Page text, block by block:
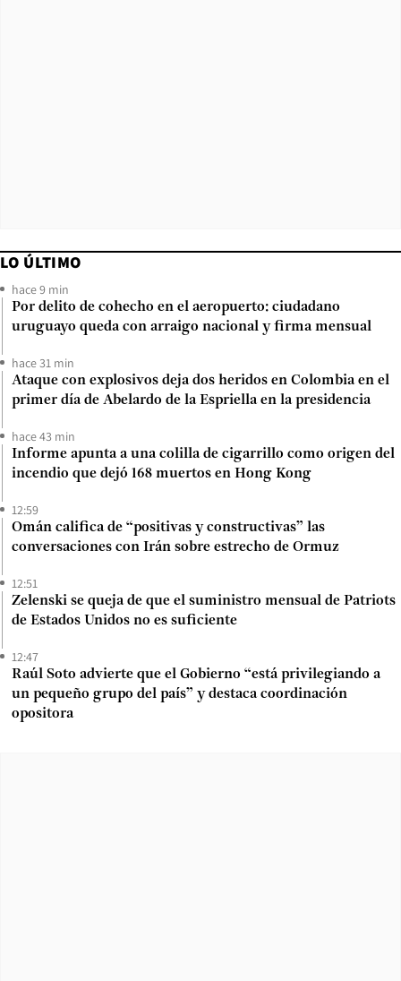
LO ÚLTIMO
hace 9 min
Por delito de cohecho en el aeropuerto: ciudadano
uruguayo queda con arraigo nacional y firma mensual
hace 31 min
Ataque con explosivos deja dos heridos en Colombia en el
primer día de Abelardo de la Espriella en la presidencia
hace 43 min
Informe apunta a una colilla de cigarrillo como origen del
incendio que dejó 168 muertos en Hong Kong
12:59
Omán califica de “positivas y constructivas” las
conversaciones con Irán sobre estrecho de Ormuz
12:51
Zelenski se queja de que el suministro mensual de Patriots
de Estados Unidos no es suficiente
12:47
Raúl Soto advierte que el Gobierno “está privilegiando a
un pequeño grupo del país” y destaca coordinación
opositora